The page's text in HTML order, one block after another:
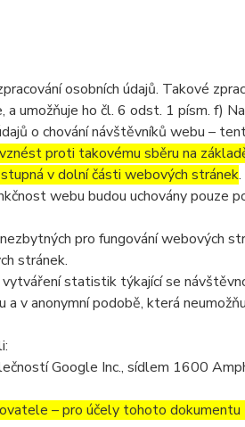
osobních údajů. Takové
umožňuje ho čl. 6 odst. 1 písm. f)
o chování návštěvníků webu –
proti takovému sběru na
v dolní části webových stránek
webu budou uchovány pouze
pro fungování webových
stránek.
statistik týkající se
v anonymní podobě, která
Google Inc., sídlem 1600
– pro účely tohoto dokumentu